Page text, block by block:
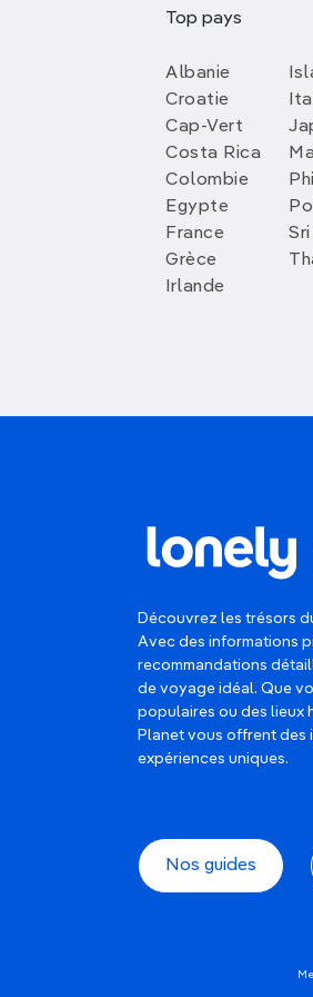
Top pays
Albanie
Croatie
Cap-Vert
Costa Rica
Colombie
Egypte
France
Grèce
Irlande
Découvrez les trésors
Avec des informations
recommandations
de voyage idéal. Que
populaires ou des lieux
Planet vous offrent des
expériences uniques.
Nos guides